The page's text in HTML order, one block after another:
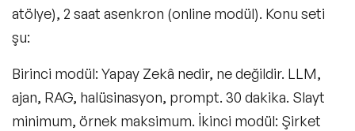
atölye), 2 saat asenkron (online modül). Konu seti
şu:
Birinci modül: Yapay Zekâ nedir, ne değildir. LLM,
ajan, RAG, halüsinasyon, prompt. 30 dakika. Slayt
minimum, örnek maksimum. İkinci modül: Şirket